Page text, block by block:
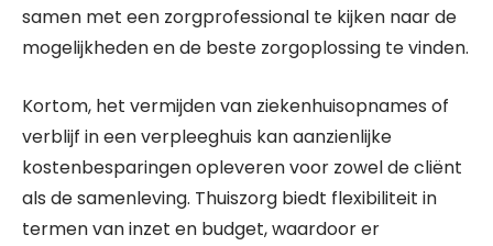
samen met een zorgprofessional te kijken naar de
mogelijkheden en de beste zorgoplossing te vinden.
Kortom, het vermijden van ziekenhuisopnames of
verblijf in een verpleeghuis kan aanzienlijke
kostenbesparingen opleveren voor zowel de cliënt
als de samenleving. Thuiszorg biedt flexibiliteit in
termen van inzet en budget, waardoor er